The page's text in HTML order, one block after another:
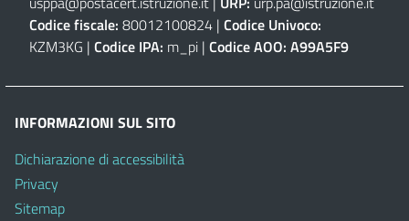
Codice fiscale: 80012100824 | Codice Univoco:
KZM3KG | Codice IPA: m_pi | Codice AOO: A99A5F9
INFORMAZIONI SUL SITO
Dichiarazione di accessibilità
Privacy
Sitemap